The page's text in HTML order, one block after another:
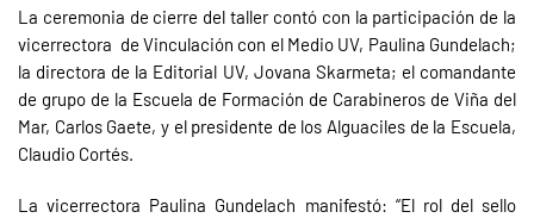
La ceremonia de cierre del taller contó con la participación de la
vicerrectora de Vinculación con el Medio UV, Paulina Gundelach;
la directora de la Editorial UV, Jovana Skarmeta; el comandante
de grupo de la Escuela de Formación de Carabineros de Viña del
Mar, Carlos Gaete, y el presidente de los Alguaciles de la Escuela,
Claudio Cortés.
La vicerrectora Paulina Gundelach manifestó: “El rol del sello